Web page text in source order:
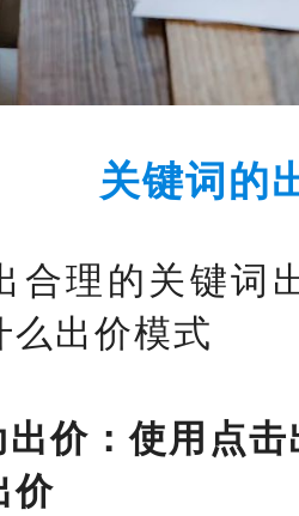
关键词的
合理的关键词
么出价模式
出价：使用点
价